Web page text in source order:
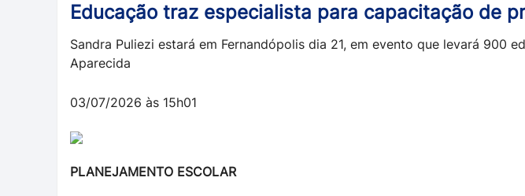
Educação traz especialista para capacitação de
Sandra Puliezi estará em Fernandópolis dia 21, em evento que levará 900
Aparecida
03/07/2026 às 15h01
PLANEJAMENTO ESCOLAR